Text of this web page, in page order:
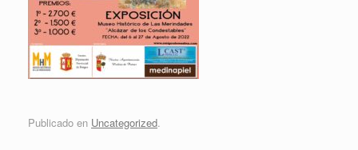
Publicado en Uncategorized.